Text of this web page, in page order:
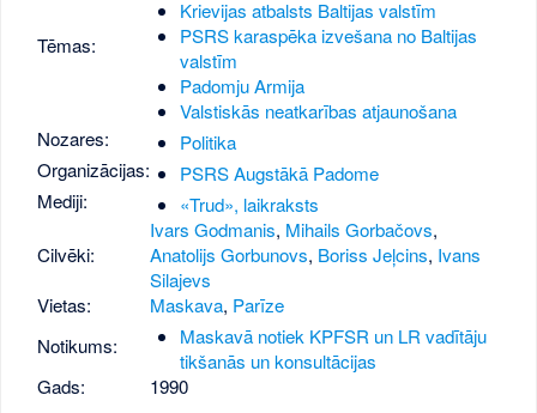
Tēmas:
Krievijas atbalsts Baltijas valstīm
PSRS karaspēka izvešana no Baltijas
valstīm
Padomju Armija
Valstiskās neatkarības atjaunošana
Nozares:
Politika
Organizācijas:
PSRS Augstākā Padome
Mediji:
«Trud», laikraksts
Cilvēki:
Ivars Godmanis, Mihails Gorbačovs,
Anatolijs Gorbunovs, Boriss Jeļcins, Ivans
Silajevs
Vietas:
Maskava, Parīze
Notikums:
Maskavā notiek KPFSR un LR vadītāju
tikšanās un konsultācijas
Gads:
1990